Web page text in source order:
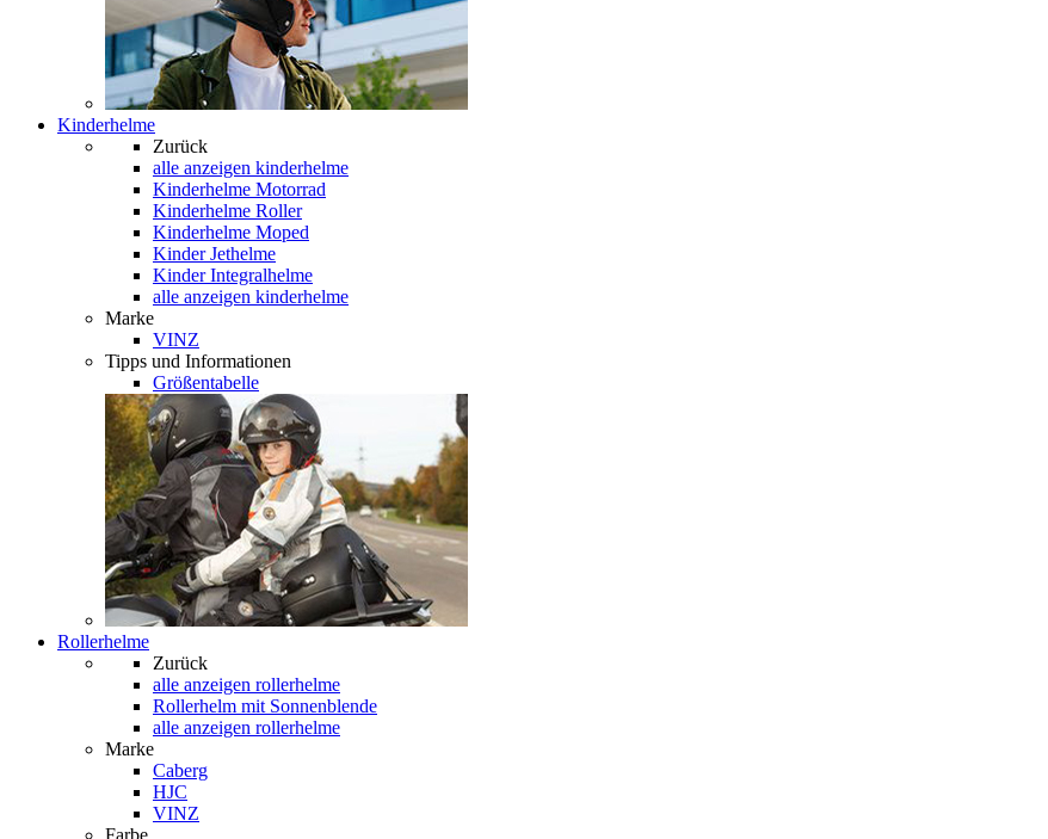
Kinderhelme
Zurück
alle anzeigen kinderhelme
Kinderhelme Motorrad
Kinderhelme Roller
Kinderhelme Moped
Kinder Jethelme
Kinder Integralhelme
alle anzeigen kinderhelme
Marke
VINZ
Tipps und Informationen
Größentabelle
Rollerhelme
Zurück
alle anzeigen rollerhelme
Rollerhelm mit Sonnenblende
alle anzeigen rollerhelme
Marke
Caberg
HJC
VINZ
Farbe